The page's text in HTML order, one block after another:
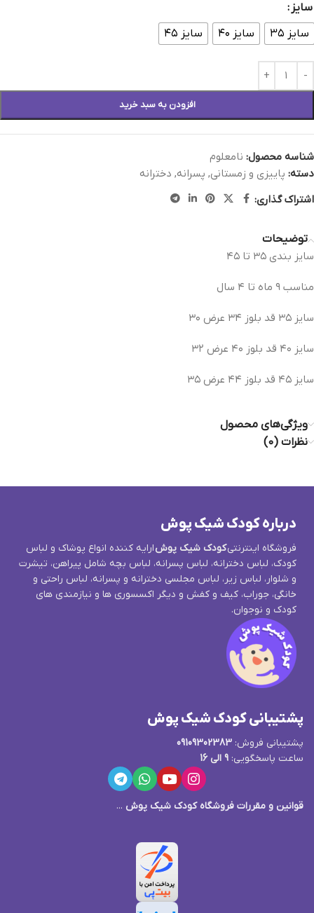
سایز
سایز ۳۵
سایز ۴۰ سایز ۴۵
افزودن به سبد خرید
شناسه محصول: نامعلوم
دسته: پاییزی و زمستانی, پسرانه, دخترانه
اشتراک گذاری:
توضیحات
سایز بندی ۳۵ تا ۴۵
مناسب ۹ ماه تا ۴ سال
سایز ۳۵ قد بلوز ۳۴ عرض ۳۰
سایز ۴۰ قد بلوز ۴۰ عرض ۳۲
سایز ۴۵ قد بلوز ۴۴ عرض ۳۵
ویژگی‌های محصول
نظرات (0)
درباره کودک شیک پوش
فروشگاه اینترنتیکودک شیک پوشارایه کننده انواع پوشاک و لباس
کودک، لباس دخترانه، لباس پسرانه، لباس بچه شامل پیراهن، تیشرت
و شلوار، لباس زیر، لباس مجلسی دخترانه و پسرانه، لباس راحتی و
خانگی، جوراب، کیف و کفش و دیگر اکسسوری ها و نیازمندی های
کودک و نوجوان.
پشتیبانی کودک شیک پوش
پشتیبانی فروش: 09109302383
ساعت پاسخگویی: 9 الی 16
قوانین و مقررات فروشگاه کودک شیک پوش ...